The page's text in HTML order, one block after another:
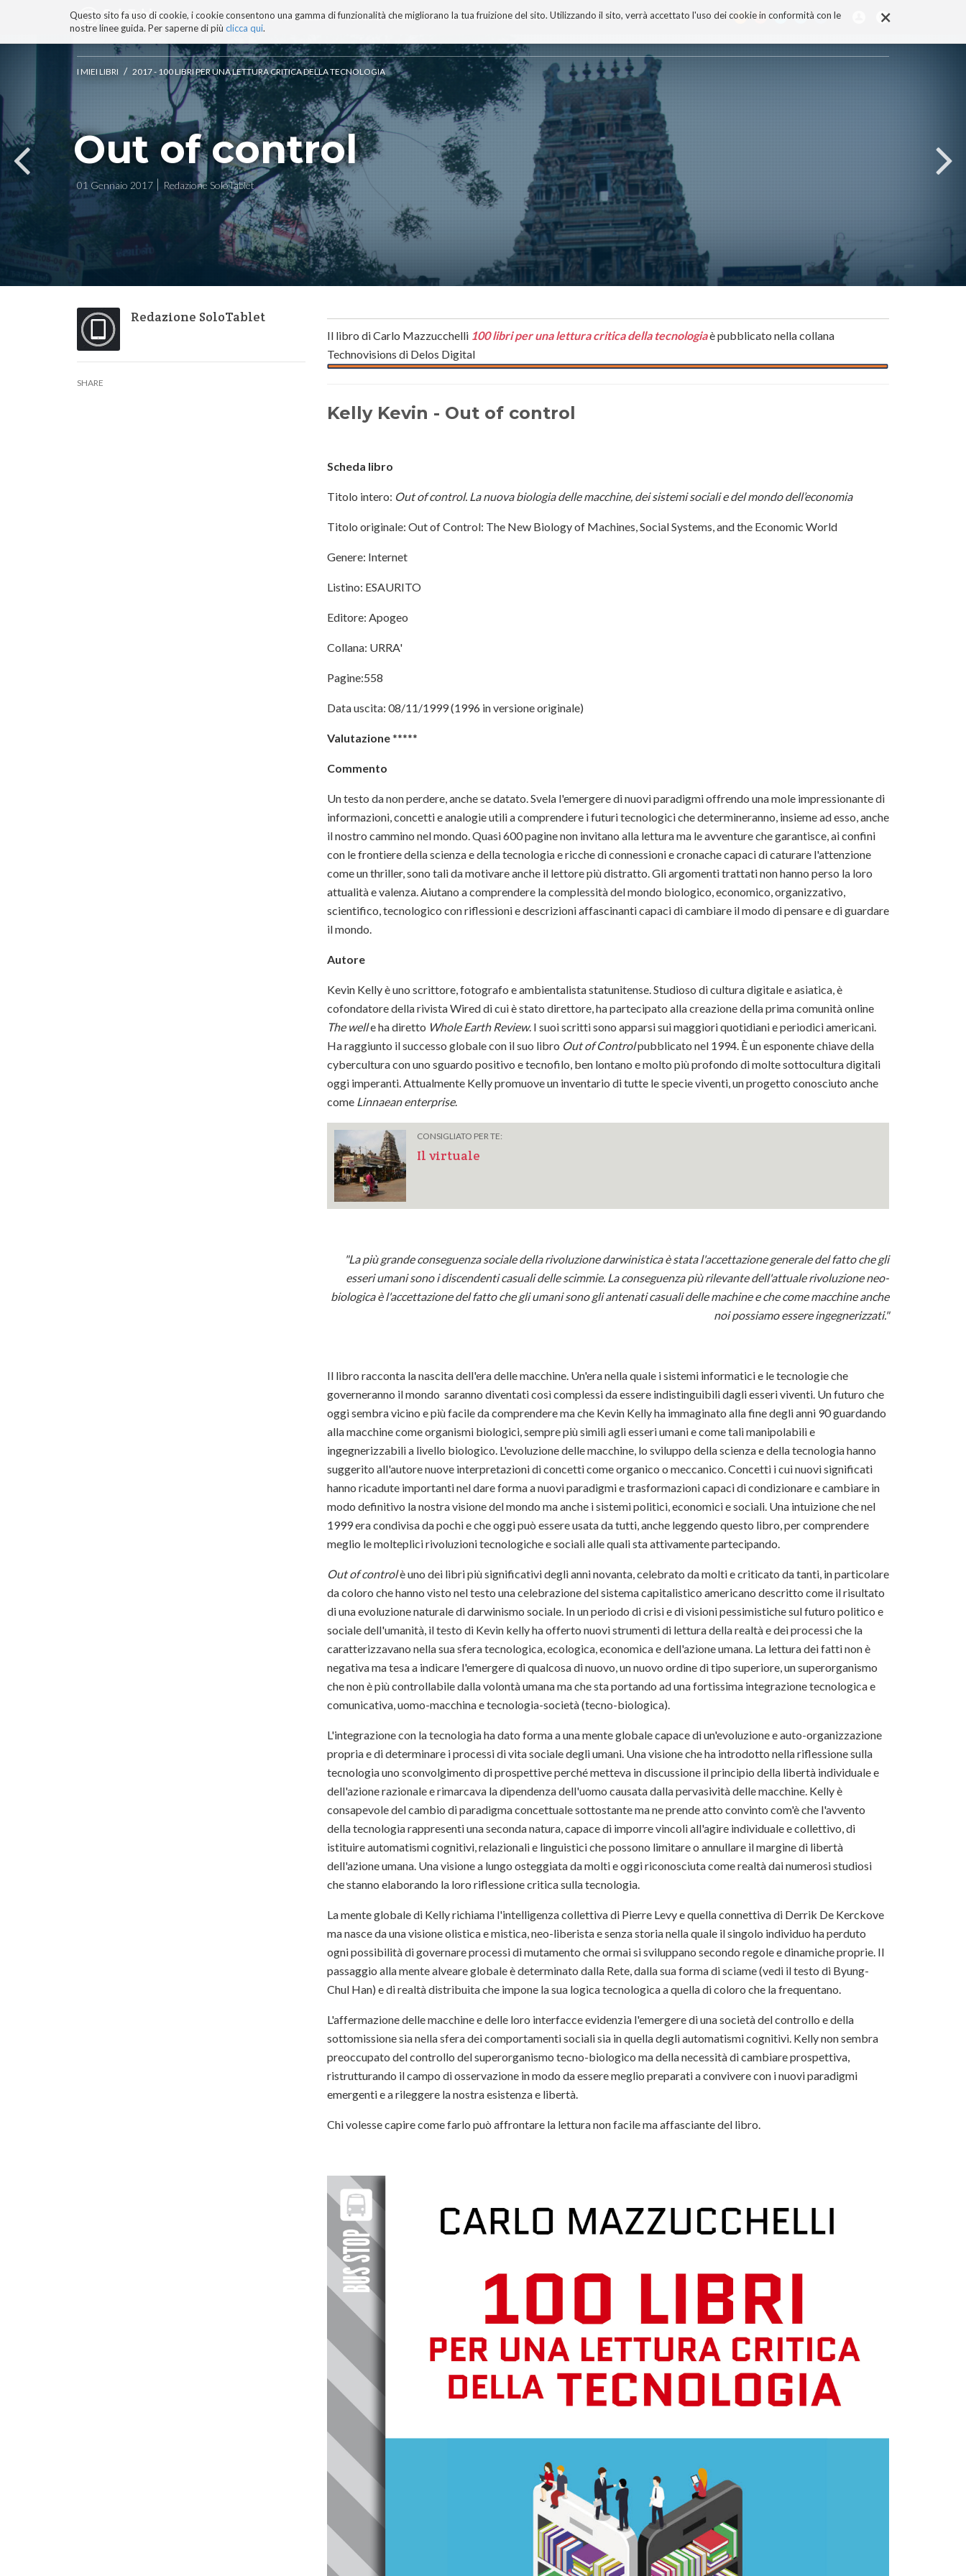
×
Questo sito fa uso di cookie, i cookie consentono una gamma di funzionalità che migliorano la tua fruizione del sito. Utilizzando il sito, verrà accettato l'uso dei cookie in conformità con le
nostre linee guida. Per saperne di più clicca qui.
BLOG TECNOCONSAPEVOLEZZA TECNOBIBLIOGRAFIA I MIEI LIBRI PROGETTO
ai
contenuti.
|
Salta
alla
navigazione
I MIEI LIBRI / 2017 - 100 LIBRI PER UNA LETTURA CRITICA DELLA TECNOLOGIA
Out of control
01 Gennaio 2017 Redazione SoloTablet
Redazione SoloTablet
SHARE
Il libro di Carlo Mazzucchelli 100 libri per una lettura critica della tecnologiaè pubblicato nella collana
Technovisions di Delos Digital
Kelly Kevin - Out of control
Scheda libro
Titolo intero: Out of control. La nuova biologia delle macchine, dei sistemi sociali e del mondo dell’economia
Titolo originale: Out of Control: The New Biology of Machines, Social Systems, and the Economic World
Genere: Internet
Listino: ESAURITO
Editore: Apogeo
Collana: URRA'
Pagine:558
Data uscita: 08/11/1999 (1996 in versione originale)
Valutazione*****
Commento
Un testo da non perdere, anche se datato. Svela l'emergere di nuovi paradigmi offrendo una mole impressionante di
informazioni, concetti e analogie utili a comprendere i futuri tecnologici che determineranno, insieme ad esso, anche
il nostro cammino nel mondo. Quasi 600 pagine non invitano alla lettura ma le avventure che garantisce, ai confini
con le frontiere della scienza e della tecnologia e ricche di connessioni e cronache capaci di caturare l'attenzione
come un thriller, sono tali da motivare anche il lettore più distratto. Gli argomenti trattati non hanno perso la loro
attualità e valenza. Aiutano a comprendere la complessità del mondo biologico, economico, organizzativo,
scientifico, tecnologico con riflessioni e descrizioni affascinanti capaci di cambiare il modo di pensare e di guardare
il mondo.
Autore
Kevin Kelly è uno scrittore, fotografo e ambientalista statunitense. Studioso di cultura digitale e asiatica, è
cofondatore della rivista Wired di cui è stato direttore, ha partecipato alla creazione della prima comunità online
The welle ha diretto Whole Earth Review. I suoi scritti sono apparsi sui maggiori quotidiani e periodici americani.
Ha raggiunto il successo globale con il suo libro Out of Controlpubblicato nel 1994. È un esponente chiave della
cybercultura con uno sguardo positivo e tecnofilo, ben lontano e molto più profondo di molte sottocultura digitali
oggi imperanti. Attualmente Kelly promuove un inventario di tutte le specie viventi, un progetto conosciuto anche
come Linnaean enterprise.
CONSIGLIATO PER TE:
Il virtuale
"La più grande conseguenza sociale della rivoluzione darwinistica è stata l'accettazione generale del fatto che gli
esseri umani sono i discendenti casuali delle scimmie. La conseguenza più rilevante dell'attuale rivoluzione neo-
biologica è l'accettazione del fatto che gli umani sono gli antenati casuali delle machine e che come macchine anche
noi possiamo essere ingegnerizzati."
Il libro racconta la nascita dell'era delle macchine. Un'era nella quale i sistemi informatici e le tecnologie che
governeranno il mondo saranno diventati così complessi da essere indistinguibili dagli esseri viventi. Un futuro che
oggi sembra vicino e più facile da comprendere ma che Kevin Kelly ha immaginato alla fine degli anni 90 guardando
alla macchine come organismi biologici, sempre più simili agli esseri umani e come tali manipolabili e
ingegnerizzabili a livello biologico. L'evoluzione delle macchine, lo sviluppo della scienza e della tecnologia hanno
suggerito all'autore nuove interpretazioni di concetti come organico o meccanico. Concetti i cui nuovi significati
hanno ricadute importanti nel dare forma a nuovi paradigmi e trasformazioni capaci di condizionare e cambiare in
modo definitivo la nostra visione del mondo ma anche i sistemi politici, economici e sociali. Una intuizione che nel
1999 era condivisa da pochi e che oggi può essere usata da tutti, anche leggendo questo libro, per comprendere
meglio le molteplici rivoluzioni tecnologiche e sociali alle quali sta attivamente partecipando.
Out of controlè uno dei libri più significativi degli anni novanta, celebrato da molti e criticato da tanti, in particolare
da coloro che hanno visto nel testo una celebrazione del sistema capitalistico americano descritto come il risultato
di una evoluzione naturale di darwinismo sociale. In un periodo di crisi e di visioni pessimistiche sul futuro politico e
sociale dell'umanità, il testo di Kevin kelly ha offerto nuovi strumenti di lettura della realtà e dei processi che la
caratterizzavano nella sua sfera tecnologica, ecologica, economica e dell'azione umana. La lettura dei fatti non è
negativa ma tesa a indicare l'emergere di qualcosa di nuovo, un nuovo ordine di tipo superiore, un superorganismo
che non è più controllabile dalla volontà umana ma che sta portando ad una fortissima integrazione tecnologica e
comunicativa, uomo-macchina e tecnologia-società (tecno-biologica).
L'integrazione con la tecnologia ha dato forma a una mente globale capace di un'evoluzione e auto-organizzazione
propria e di determinare i processi di vita sociale degli umani. Una visione che ha introdotto nella riflessione sulla
tecnologia uno sconvolgimento di prospettive perché metteva in discussione il principio della libertà individuale e
dell'azione razionale e rimarcava la dipendenza dell'uomo causata dalla pervasività delle macchine. Kelly è
consapevole del cambio di paradigma concettuale sottostante ma ne prende atto convinto com'è che l'avvento
della tecnologia rappresenti una seconda natura, capace di imporre vincoli all'agire individuale e collettivo, di
istituire automatismi cognitivi, relazionali e linguistici che possono limitare o annullare il margine di libertà
dell'azione umana. Una visione a lungo osteggiata da molti e oggi riconosciuta come realtà dai numerosi studiosi
che stanno elaborando la loro riflessione critica sulla tecnologia.
La mente globale di Kelly richiama l'intelligenza collettiva di Pierre Levy e quella connettiva di Derrik De Kerckove
ma nasce da una visione olistica e mistica, neo-liberista e senza storia nella quale il singolo individuo ha perduto
ogni possibilità di governare processi di mutamento che ormai si sviluppano secondo regole e dinamiche proprie. Il
passaggio alla mente alveare globale è determinato dalla Rete, dalla sua forma di sciame (vedi il testo di Byung-
Chul Han) e di realtà distribuita che impone la sua logica tecnologica a quella di coloro che la frequentano.
L'affermazione delle macchine e delle loro interfacce evidenzia l'emergere di una società del controllo e della
sottomissione sia nella sfera dei comportamenti sociali sia in quella degli automatismi cognitivi. Kelly non sembra
preoccupato del controllo del superorganismo tecno-biologico ma della necessità di cambiare prospettiva,
ristrutturando il campo di osservazione in modo da essere meglio preparati a convivere con i nuovi paradigmi
emergenti e a rileggere la nostra esistenza e libertà.
Chi volesse capire come farlo può affrontare la lettura non facile ma affasciante del libro.